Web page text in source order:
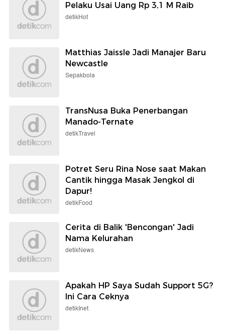
Pelaku Usai Uang Rp 3,1 M Raib
detikHot
Matthias Jaissle Jadi Manajer Baru
Newcastle
Sepakbola
TransNusa Buka Penerbangan
Manado-Ternate
detikTravel
Potret Seru Rina Nose saat Makan
Cantik hingga Masak Jengkol di
Dapur!
detikFood
Cerita di Balik 'Bencongan' Jadi
Nama Kelurahan
detikNews
Apakah HP Saya Sudah Support 5G?
Ini Cara Ceknya
detikInet